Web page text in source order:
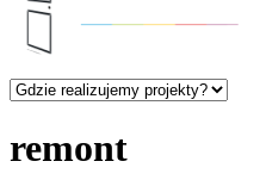
remont